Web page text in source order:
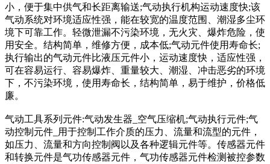
小，便于集中供气和长距离输送;气动执行机构运动速度快;该
气动系统对环境适应性强，能在较宽的温度范围、潮湿多尘环
境下可靠工作。轻微泄漏不污染环境，无火灾、爆炸危险，使
用安全。结构简单，维修方便，成本低;气动元件使用寿命长;
执行输出的气动元件比液压元件小，运动速度快，适应性强，
可在容易运行、容易爆炸、重量较大、潮湿、冲击恶劣的环境
下，不污染环境，使用寿命长，结构简单，易于维护，价格低
廉。
气动工具系列元件:气动发生器_空气压缩机;气动执行元件;气
动控制元件_用于控制工作介质的压力、流量和流型的元件，
如压力、流量和方向控制阀以及各种逻辑元件等。传感器元件
和转换元件是气功传感器元件，气功传感器元件检测被控参数